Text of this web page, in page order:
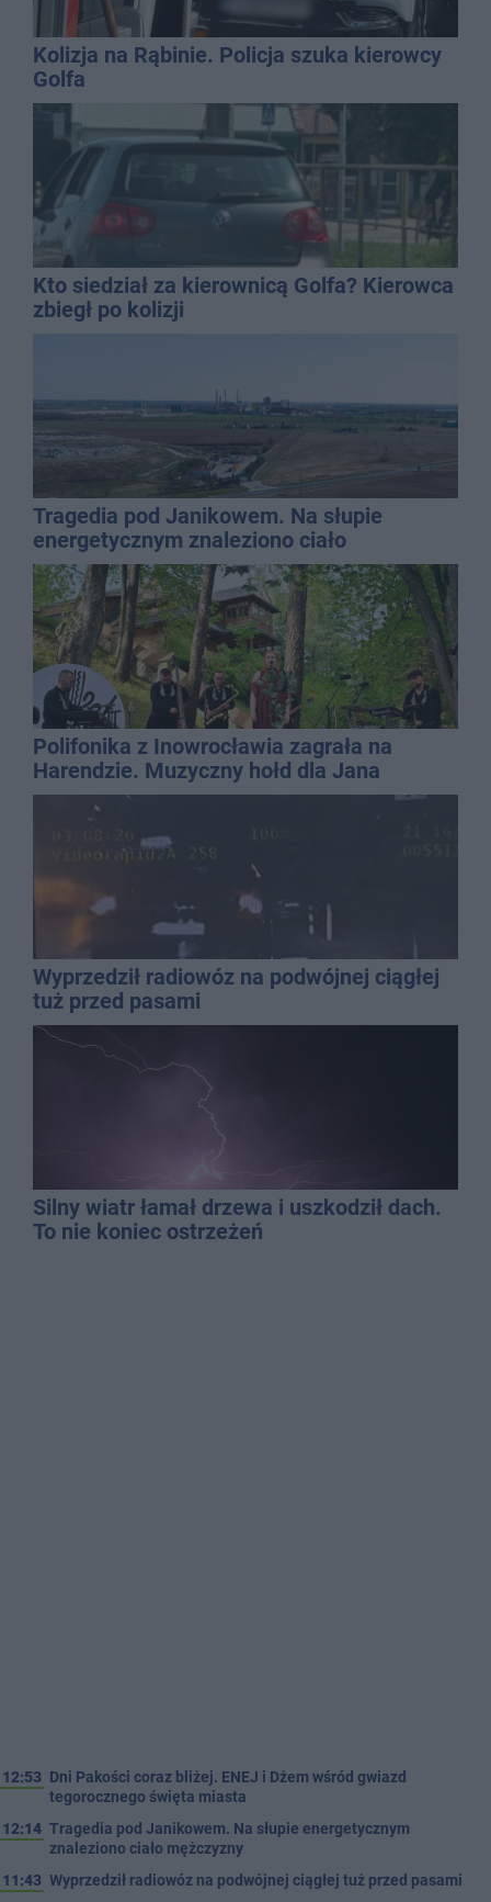
Kolizja na Rąbinie. Policja szuka kierowcy
Golfa
Kto siedział za kierownicą Golfa? Kierowca
zbiegł po kolizji
Tragedia pod Janikowem. Na słupie
energetycznym znaleziono ciało
mężczyzny
Polifonika z Inowrocławia zagrała na
Harendzie. Muzyczny hołd dla Jana
Kasprowicza
Wyprzedził radiowóz na podwójnej ciągłej
tuż przed pasami
Silny wiatr łamał drzewa i uszkodził dach.
To nie koniec ostrzeżeń
12:53 Dni Pakości coraz bliżej. ENEJ i Dżem wśród gwiazd
tegorocznego święta miasta
12:14 Tragedia pod Janikowem. Na słupie energetycznym
znaleziono ciało mężczyzny
11:43 Wyprzedził radiowóz na podwójnej ciągłej tuż przed pasami